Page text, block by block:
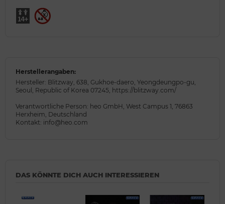
Herstellerangaben:
Hersteller: Blitzway, 638, Gukhoe-daero, Yeongdeungpo-gu,
Seoul, Republic of Korea 07245, https://blitzway.com/
Verantwortliche Person: heo GmbH, West Campus 1, 76863
Herxheim, Deutschland
Kontakt: info@heo.com
DAS KÖNNTE DICH AUCH INTERESSIEREN